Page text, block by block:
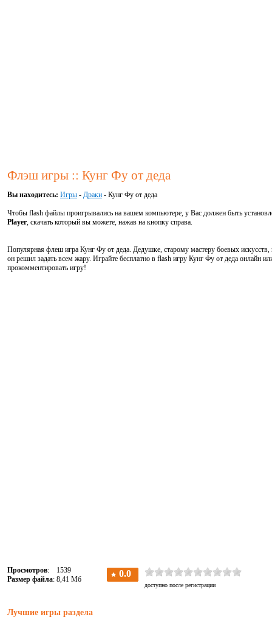
Флэш игры :: Кунг Фу от деда
Вы находитесь: Игры - Драки - Кунг Фу от деда
Чтобы flash файлы проигрывались на вашем компьютере, у Вас должен быть
Player, скачать который вы можете, нажав на кнопку справа.
Популярная флеш игра Кунг Фу от деда. Дедушке, старому мастеру боевых искусств,
он решил задать всем жару. Играйте бесплатно в flash игру Кунг Фу от деда онлайн
прокомментировать игру!
Просмотров: 1539
Размер файла: 8,41 Мб
Лучшие игры раздела